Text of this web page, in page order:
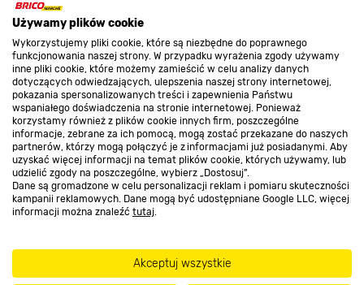
Używamy plików cookie
Wykorzystujemy pliki cookie, które są niezbędne do poprawnego
funkcjonowania naszej strony. W przypadku wyrażenia zgody używamy
inne pliki cookie, które możemy zamieścić w celu analizy danych
dotyczących odwiedzających, ulepszenia naszej strony internetowej,
pokazania spersonalizowanych treści i zapewnienia Państwu
wspaniałego doświadczenia na stronie internetowej. Ponieważ
korzystamy również z plików cookie innych firm, poszczególne
informacje, zebrane za ich pomocą, mogą zostać przekazane do naszych
partnerów, którzy mogą połączyć je z informacjami już posiadanymi. Aby
uzyskać więcej informacji na temat plików cookie, których używamy, lub
udzielić zgody na poszczególne, wybierz „Dostosuj”.
Dane są gromadzone w celu personalizacji reklam i pomiaru skuteczności
kampanii reklamowych. Dane mogą być udostępniane Google LLC, więcej
informacji można znaleźć tutaj.
Akceptuj wszystkie
O nas
Kontakt do sklepu
Strefa biznesu
Dołącz do nas